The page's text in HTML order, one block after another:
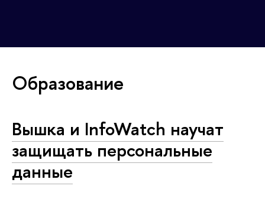
Образование
Вышка и InfoWatch научат
защищать персональные
данные